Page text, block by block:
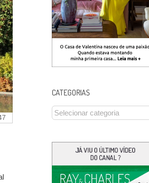
CATEGORIAS
CATEGORIAS